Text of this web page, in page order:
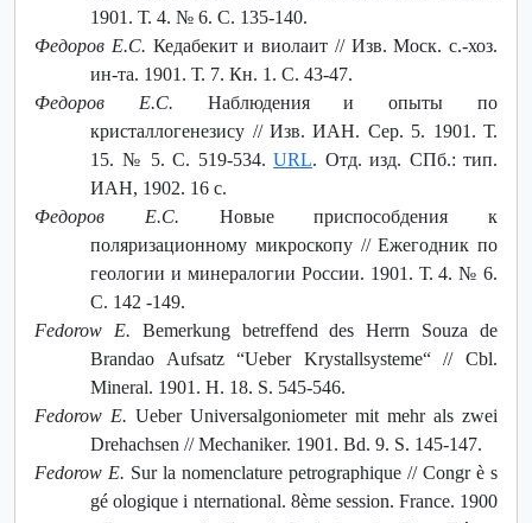
1901. Т. 4. № 6. С. 135-140.
Федоров Е.С. Кедабекит и виолаит // Изв. Моск. с.-хоз.
ин-та. 1901. Т. 7. Кн. 1. С. 43-47.
Федоров Е.С. Наблюдения и опыты по
кристаллогенезису // Изв. ИАН. Сер. 5. 1901. Т.
15. № 5. С. 519-534.URL. Отд. изд. СПб.: тип.
ИАН, 1902. 16 с.
Федоров Е.С. Новые приспособдения к
поляризационному микроскопу // Ежегодник по
геологии и минералогии России. 1901. Т. 4. № 6.
С. 142 -149.
Fedorow E. Bemerkung betreffend des Herrn Souza de
Brandao Aufsatz “Ueber Krystallsysteme“ // Cbl.
Mineral. 1901. Н. 18. S. 545-546.
Fedorow E. Ueber Universalgoniometer mit mehr als zwei
Drehachsen // Mechaniker. 1901. Bd. 9. S. 145-147.
Fedorow E. Sur la nomenclature petrographique // Congr è s
gé ologique i nternational. 8ème session. France. 1900